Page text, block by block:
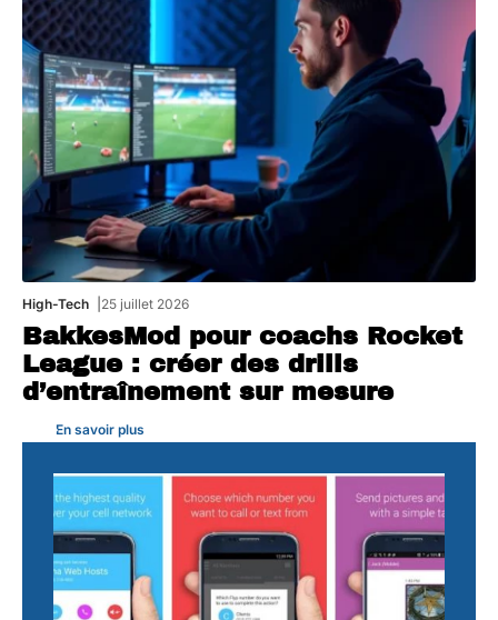
High-Tech 25 juillet 2026
BakkesMod pour coachs Rocket
League : créer des drills
d’entraînement sur mesure
En savoir plus